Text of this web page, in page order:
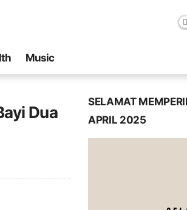
Music
Dua
SELAMAT
APRIL 2025